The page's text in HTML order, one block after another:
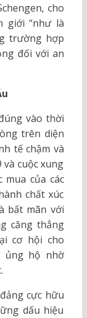
cho
giới “như là
trường hợp
đối với an
vào thời
trên diện
tế chậm và
và cuộc xung
của các
chất xúc
bất mãn với
căng thẳng
cơ hội cho
ủng hộ nhờ
cực hữu
dấu hiệu